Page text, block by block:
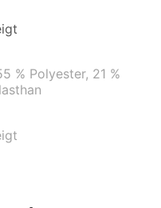
% Polyester, 21 %